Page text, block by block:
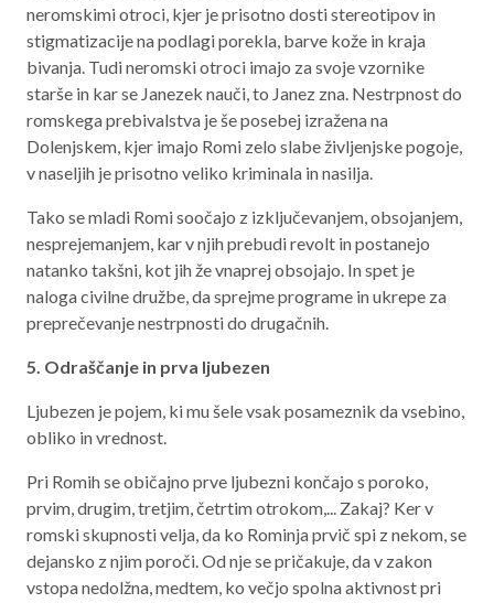
neromskimi otroci, kjer je prisotno dosti stereotipov in
stigmatizacije na podlagi porekla, barve kože in kraja
bivanja. Tudi neromski otroci imajo za svoje vzornike
starše in kar se Janezek nauči, to Janez zna. Nestrpnost do
romskega prebivalstva je še posebej izražena na
Dolenjskem, kjer imajo Romi zelo slabe življenjske pogoje,
v naseljih je prisotno veliko kriminala in nasilja.
Tako se mladi Romi soočajo z izključevanjem, obsojanjem,
nesprejemanjem, kar v njih prebudi revolt in postanejo
natanko takšni, kot jih že vnaprej obsojajo. In spet je
naloga civilne družbe, da sprejme programe in ukrepe za
preprečevanje nestrpnosti do drugačnih.
5. Odraščanje in prva ljubezen
Ljubezen je pojem, ki mu šele vsak posameznik da vsebino,
obliko in vrednost.
Pri Romih se običajno prve ljubezni končajo s poroko,
prvim, drugim, tretjim, četrtim otrokom,... Zakaj? Ker v
romski skupnosti velja, da ko Rominja prvič spi z nekom, se
dejansko z njim poroči. Od nje se pričakuje, da v zakon
vstopa nedolžna, medtem, ko večjo spolna aktivnost pri